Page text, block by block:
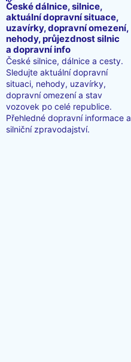
České dálnice, silnice,
aktuální dopravní situace,
uzavírky, dopravní omezení,
nehody, průjezdnost silnic
a dopravní info
České silnice, dálnice a cesty.
Sledujte aktuální dopravní
situaci, nehody, uzavírky,
dopravní omezení a stav
vozovek po celé republice.
Přehledné dopravní informace a
silniční zpravodajství.